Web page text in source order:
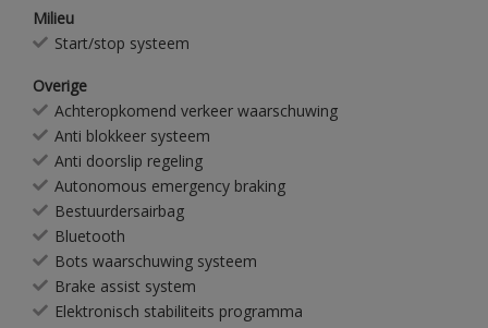
Milieu
Start/stop systeem
Overige
Achteropkomend verkeer waarschuwing
Anti blokkeer systeem
Anti doorslip regeling
Autonomous emergency braking
Bestuurdersairbag
Bluetooth
Bots waarschuwing systeem
Brake assist system
Elektronisch stabiliteits programma